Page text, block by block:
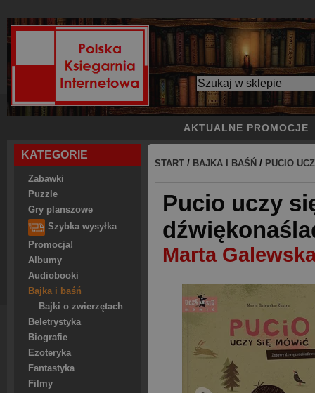
AKTUALNE PROMOCJE
KATEGORIE
Zabawki
Puzzle
Gry planszowe
Szybka wysyłka
Promocja!
Albumy
Audiobooki
Bajka i baśń
Bajki o zwierzętach
Beletrystyka
Biografie
Ezoteryka
Fantastyka
Filmy
START / BAJKA I BAŚŃ / PUCIO
Pucio uczy
Marta